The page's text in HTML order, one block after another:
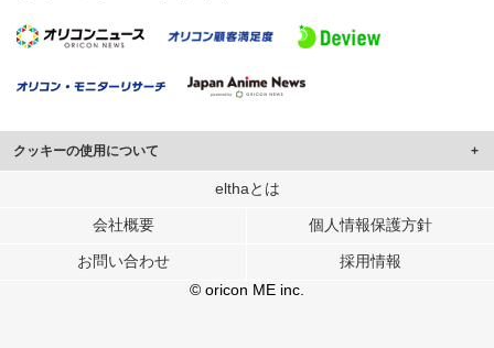
クッキーの使用について
このサイトでは Cookie を使用して、ユーザーに合わせたコンテンツや広告の
行っています。
メディアや広告配信、データ解析の各パートナーに提供しています。
各パートナーは、この情報とユーザーが各パートナーに提供した他の情報や、
ユーザーが各パートナーのサービスを使用したときに収集した他の情報を組み
elthaとは
会社概要 個人情報保護方針
お問い合わせ
採用情報
© oricon ME inc.